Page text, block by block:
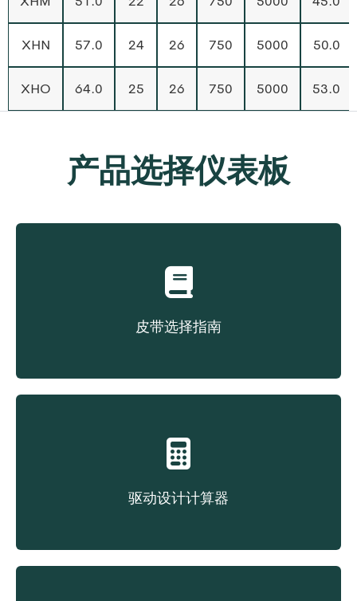
XHN 57.0 24 26 750 5000 50.0
XHO 64.0 25 26 750 5000 53.0
产品选择仪表板
皮带选择指南
驱动设计计算器